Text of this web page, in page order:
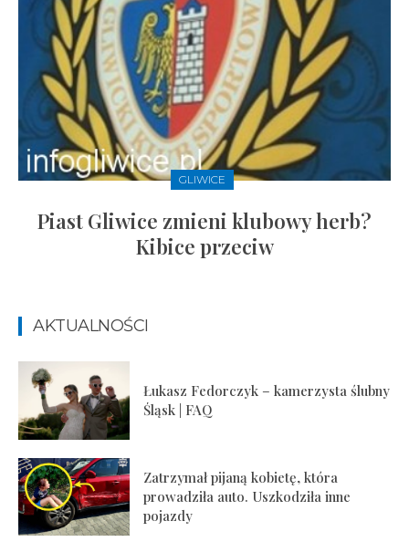
GLIWICE
Piast Gliwice zmieni klubowy herb?
Kibice przeciw
AKTUALNOŚCI
Łukasz Fedorczyk – kamerzysta ślubny
Śląsk | FAQ
Zatrzymał pijaną kobietę, która
prowadziła auto. Uszkodziła inne
pojazdy